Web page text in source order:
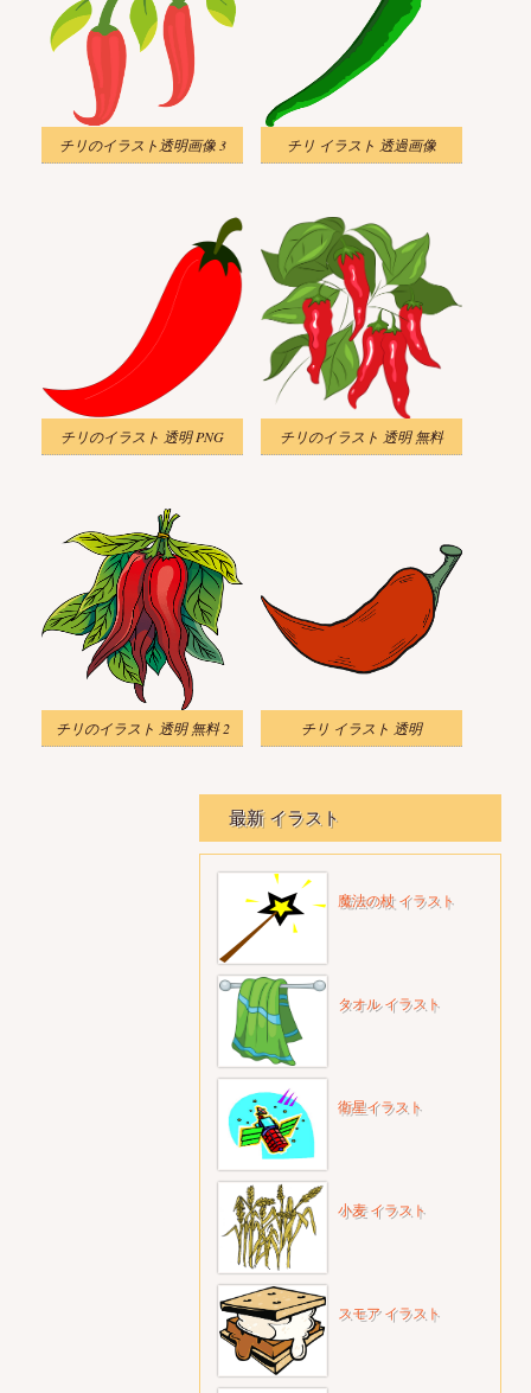
チリのイラスト透明画像 3 チリ イラスト 透過画像
チリのイラスト 透明 PNG チリのイラスト 透明 無料
チリのイラスト 透明 無料 2 チリ イラスト 透明
最新 イラスト
魔法の杖 イラスト
タオル イラスト
衛星イラスト
小麦 イラスト
スモア イラスト